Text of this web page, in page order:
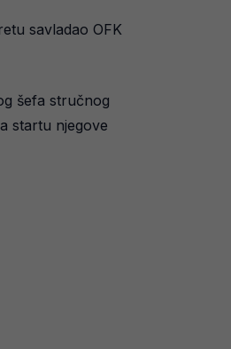
savladao OFK
šefa stručnog
startu njegove